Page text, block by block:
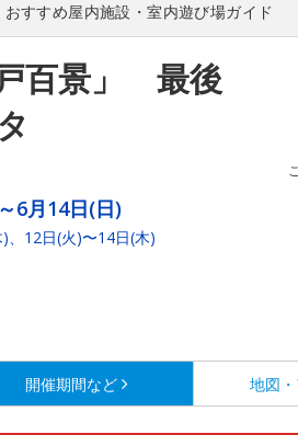
すすめ屋内施設・室内遊び場ガイド
百景」 最後
6月14日(日)
、12日(火)〜14日(木)
開催期間など 地図